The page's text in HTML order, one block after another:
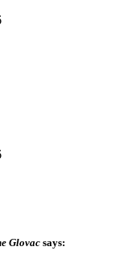
Glovacsays: